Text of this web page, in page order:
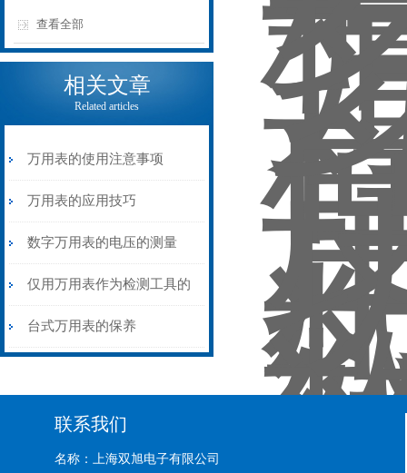
查看全部
相关文章
Related articles
万用表的使用注意事项
万用表的应用技巧
数字万用表的电压的测量
仅用万用表作为检测工具的
集成电路的检测办法
台式万用表的保养
联系我们
名称：上海双旭电子有限公司